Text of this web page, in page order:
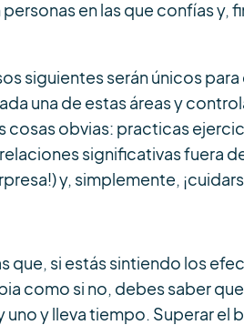
en las que confías y,
siguientes serán únicos
una de estas áreas y
cosas obvias: practicas
significativas fuera
y, simplemente,
que, si estás sintiendo los
como si no, debes saber
y lleva tiempo. Superar el